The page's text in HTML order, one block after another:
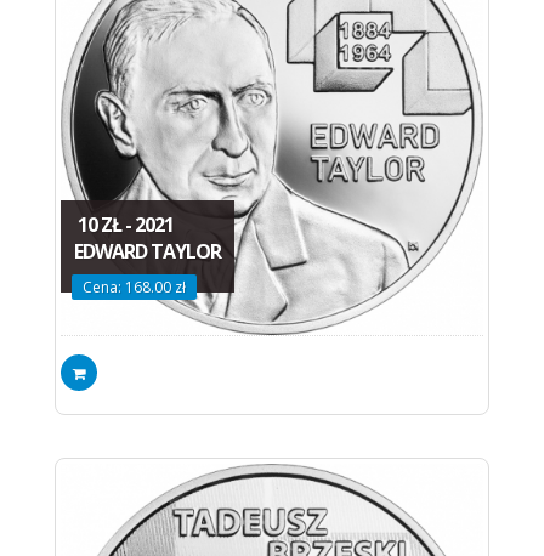
10 ZŁ - 2021
EDWARD TAYLOR
Cena: 168.00 zł